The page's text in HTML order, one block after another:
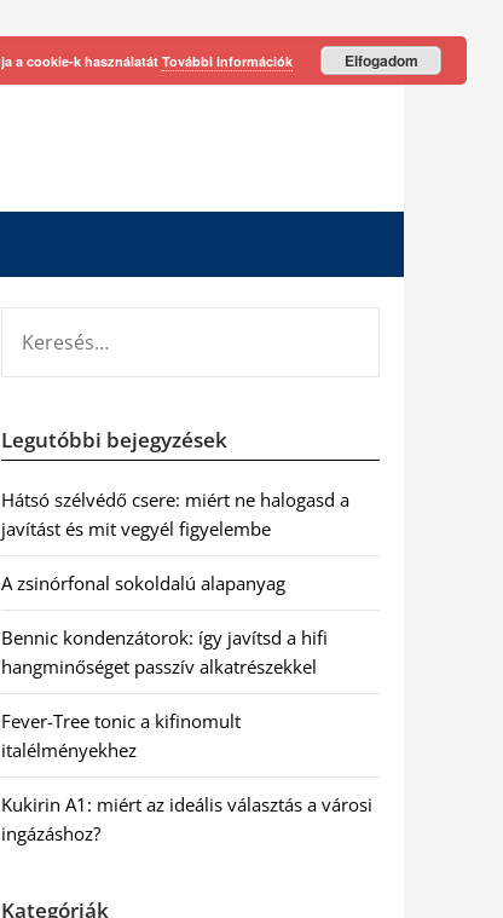
Legutóbbi bejegyzések
Hátsó szélvédő csere: miért ne halogasd a
javítást és mit vegyél figyelembe
A zsinórfonal sokoldalú alapanyag
Bennic kondenzátorok: így javítsd a hifi
hangminőséget passzív alkatrészekkel
Fever-Tree tonic a kifinomult
italélményekhez
Kukirin A1: miért az ideális választás a városi
ingázáshoz?
Kategóriák
a cookie-k használatát További információk Elfogadom